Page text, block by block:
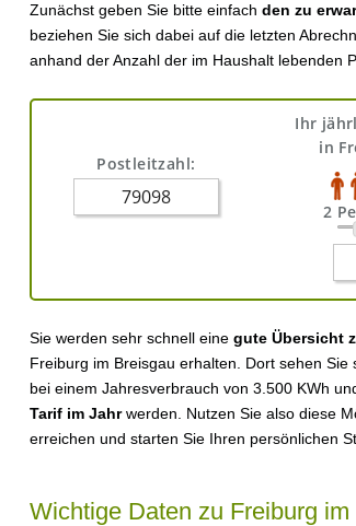
Zunächst geben Sie bitte einfach den zu
beziehen Sie sich dabei auf die letzten
anhand der Anzahl der im Haushalt lebenden
Postleitzahl:
Ihr
in
2
Sie werden sehr schnell eine gute Übersicht
Freiburg im Breisgau erhalten. Dort sehen Sie
bei einem Jahresverbrauch von 3.500 KWh
Tarif im Jahrwerden. Nutzen Sie also diese
erreichen und starten Sie Ihren persönlichen
Wichtige Daten zu Freiburg im